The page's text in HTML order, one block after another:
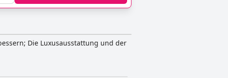
Die Luxusausstattung und der